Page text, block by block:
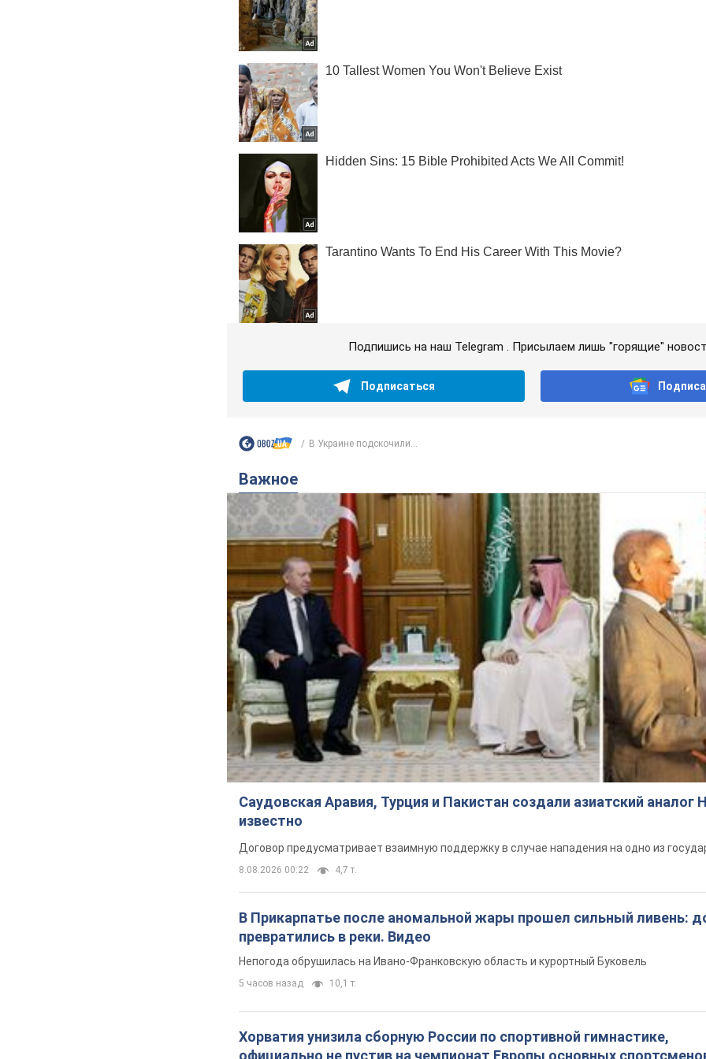
Подпишись на наш Telegram . Присылаем лишь "горящие"
Подписаться
В Украине подскочили...
Важное
Саудовская Аравия, Турция и Пакистан создали азиатский аналог
известно
Договор предусматривает взаимную поддержку в случае нападения на одно из
8.08.2026 00:22 4,7 т.
В Прикарпатье после аномальной жары прошел сильный ливень:
превратились в реки. Видео
Непогода обрушилась на Ивано-Франковскую область и курортный Буковель
5 часов назад 10,1 т.
Хорватия унизила сборную России по спортивной гимнастике,
официально не пустив на чемпионат Европы основных